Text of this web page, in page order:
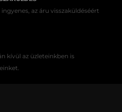
az áru visszaküldéséért
kívül az üzleteinkben is